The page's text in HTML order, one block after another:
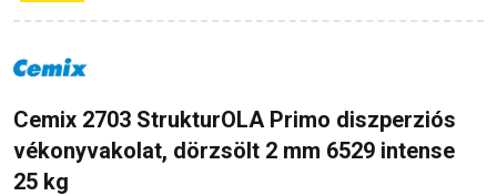
Cemix 2703 StrukturOLA Primo diszperziós
vékonyvakolat, dörzsölt 2 mm 6529 intense
25 kg